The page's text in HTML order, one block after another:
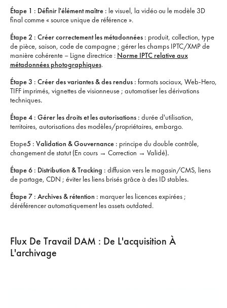
Étape 1 : Définir l'élément maître : le visuel, la vidéo ou le modèle 3D
final comme « source unique de référence ».
Étape 2 : Créer correctement les métadonnées : produit, collection, type
de pièce, saison, code de campagne ; gérer les champs IPTC/XMP de
manière cohérente – Ligne directrice : Norme IPTC relative aux
métadonnées photographiques.
Étape 3 : Créer des variantes & des rendus : formats sociaux, Web-Hero,
TIFF imprimés, vignettes de visionneuse ; automatiser les dérivations
techniques.‍
Étape 4 : Gérer les droits et les autorisations : durée d'utilisation,
territoires, autorisations des modèles/propriétaires, embargo.
‍Etape5 : Validation & Gouvernance : principe du double contrôle,
changement de statut (En cours → Correction → Validé).‍
Étape 6 : Distribution & Tracking : diffusion vers le magasin/CMS, liens
de partage, CDN ; éviter les liens brisés grâce à des ID stables.‍
Étape 7 : Archives & rétention : marquer les licences expirées ;
déréférencer automatiquement les assets outdated.
Flux De Travail DAM : De L'acquisition À
L'archivage